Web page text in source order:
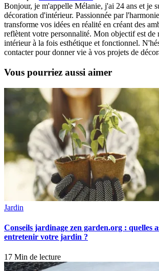
Bonjour, je m'appelle Mélanie, j'ai 24 ans et je
décoration d'intérieur. Passionnée par
transforme vos idées en réalité en créant des
reflètent votre personnalité. Mon objectif est de
intérieur à la fois esthétique et fonctionnel.
contacter pour donner vie à vos projets de
Vous pourriez aussi aimer
Jardin
Conseils jardinage zen garden.org : quelles
entretenir votre jardin ?
17 Min de lecture